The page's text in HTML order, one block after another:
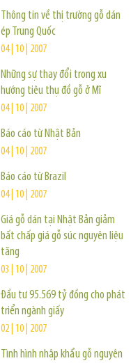
Thông tin về thị trường gỗ dán
ép Trung Quốc
04 | 10 | 2007
Những sự thay đổi trong xu
hướng tiêu thụ đồ gỗ ở Mĩ
04 | 10 | 2007
Báo cáo từ Nhật Bản
04 | 10 | 2007
Báo cáo từ Brazil
04 | 10 | 2007
Giá gỗ dán tại Nhật Bản giảm
bất chấp giá gỗ súc nguyên liệu
tăng
03 | 10 | 2007
Đầu tư 95.569 tỷ đồng cho phát
triển ngành giấy
02 | 10 | 2007
Tình hình nhập khẩu gỗ nguyên